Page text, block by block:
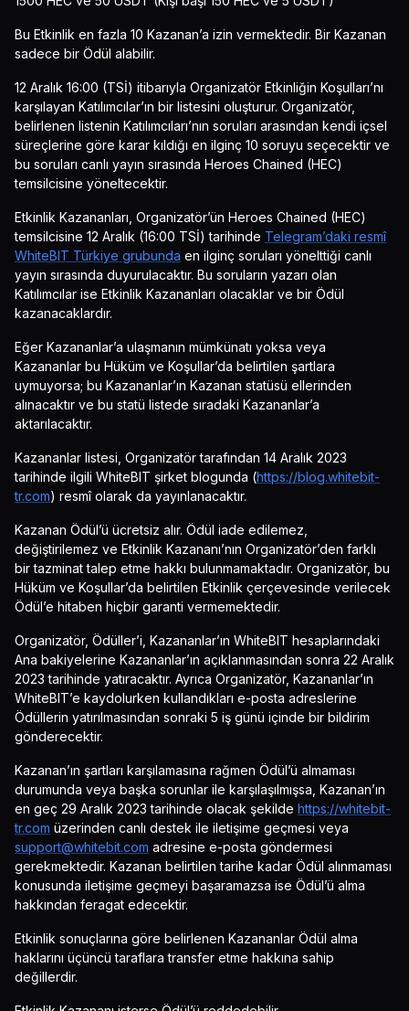
Bu Etkinlik en fazla 10 Kazanan’a izin vermektedir. Bir Kazanan
sadece bir Ödül alabilir.
12 Aralık 16:00 (TSİ) itibarıyla Organizatör Etkinliğin Koşulları’nı
karşılayan Katılımcılar’ın bir listesini oluşturur. Organizatör,
belirlenen listenin Katılımcıları’nın soruları arasından kendi içsel
süreçlerine göre karar kıldığı en ilginç 10 soruyu seçecektir ve
bu soruları canlı yayın sırasında Heroes Chained (HEC)
temsilcisine yöneltecektir.
Etkinlik Kazananları, Organizatör’ün Heroes Chained (HEC)
temsilcisine 12 Aralık (16:00 TSİ) tarihinde Telegram’daki resmî
WhiteBIT Türkiye grubunda en ilginç soruları yönelttiği canlı
yayın sırasında duyurulacaktır. Bu soruların yazarı olan
Katılımcılar ise Etkinlik Kazananları olacaklar ve bir Ödül
kazanacaklardır.
Eğer Kazananlar’a ulaşmanın mümkünatı yoksa veya
Kazananlar bu Hüküm ve Koşullar’da belirtilen şartlara
uymuyorsa; bu Kazananlar’ın Kazanan statüsü ellerinden
alınacaktır ve bu statü listede sıradaki Kazananlar’a
aktarılacaktır.
Kazananlar listesi, Organizatör tarafından 14 Aralık 2023
tarihinde ilgili WhiteBIT şirket blogunda (https://blog.whitebit-
tr.com) resmî olarak da yayınlanacaktır.
Kazanan Ödül’ü ücretsiz alır. Ödül iade edilemez,
değiştirilemez ve Etkinlik Kazananı’nın Organizatör’den farklı
bir tazminat talep etme hakkı bulunmamaktadır. Organizatör, bu
Hüküm ve Koşullar’da belirtilen Etkinlik çerçevesinde verilecek
Ödül’e hitaben hiçbir garanti vermemektedir.
Organizatör, Ödüller’i, Kazananlar’ın WhiteBIT hesaplarındaki
Ana bakiyelerine Kazananlar’ın açıklanmasından sonra 22 Aralık
2023 tarihinde yatıracaktır. Ayrıca Organizatör, Kazananlar’ın
WhiteBIT’e kaydolurken kullandıkları e-posta adreslerine
Ödüllerin yatırılmasından sonraki 5 iş günü içinde bir bildirim
gönderecektir.
Kazanan’ın şartları karşılamasına rağmen Ödül’ü almaması
durumunda veya başka sorunlar ile karşılaşılmışsa, Kazanan’ın
en geç 29 Aralık 2023 tarihinde olacak şekilde https://whitebit-
tr.com üzerinden canlı destek ile iletişime geçmesi veya
support@whitebit.com adresine e-posta göndermesi
gerekmektedir. Kazanan belirtilen tarihe kadar Ödül alınmaması
konusunda iletişime geçmeyi başaramazsa ise Ödül’ü alma
hakkından feragat edecektir.
Etkinlik sonuçlarına göre belirlenen Kazananlar Ödül alma
haklarını üçüncü taraflara transfer etme hakkına sahip
değillerdir.